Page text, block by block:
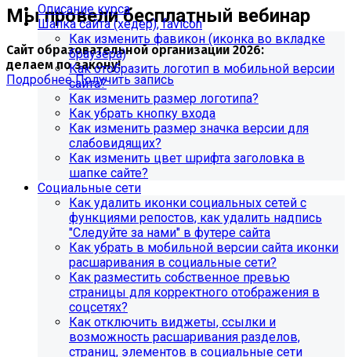
Мы провели бесплатный вебинар
Сайт образовательной организации 2026:
делаем по закону!
ПодробнееПолучить запись
Обновления в разделе
"Педагогический состав"
Описание курса
Шапка сайта (хедер), favicon
Как изменить фавикон (иконка во вкладке
браузера)
Как отобразить логотип в мобильной версии
сайта?
Как изменить размер логотипа?
Как убрать кнопку входа
Как изменить размер значка версии для
слабовидящих?
Как изменить цвет шрифта заголовка в
шапке сайте?
Социальные сети
Как удалить иконки социальных сетей с
функциями репостов, как удалить надпись
"Следуйте за нами" в футере сайта
Как убрать в мобильной версии сайта иконки
расшаривания в социальные сети?
Как разместить собственное превью
страницы для корректного отображения в
соцсетях?
Как отключить виджеты, ссылки и
возможность расшаривания разделов,
страниц, элементов в социальные сети